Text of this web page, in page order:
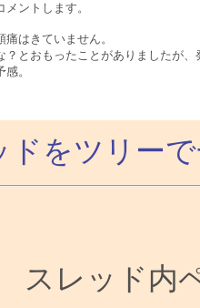
ントします。
はきていません。
？とおもったことがありましたが
。
ドをツリー
スレッド内